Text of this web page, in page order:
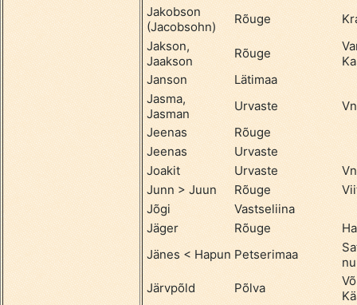
Jakobson
(Jacobsohn)
Rõuge
Jakson,
Jaakson
Rõuge
Janson
Lätimaa
Jasma,
Jasman
Urvaste
Jeenas
Rõuge
Jeenas
Urvaste
Joakit
Urvaste
Junn > Juun
Rõuge
Jõgi
Vastseliina
Jäger
Rõuge
Jänes < Hapun Petserimaa
Järvpõld
Põlva